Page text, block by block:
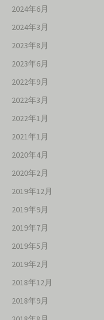
2024年6月
2024年3月
2023年8月
2023年6月
2022年9月
2022年3月
2022年1月
2021年1月
2020年4月
2020年2月
2019年12月
2019年9月
2019年7月
2019年5月
2019年2月
2018年12月
2018年9月